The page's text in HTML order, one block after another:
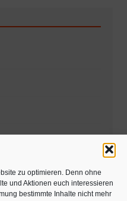
zu optimieren. Denn ohne
und Aktionen euch interessieren
bestimmte Inhalte nicht mehr